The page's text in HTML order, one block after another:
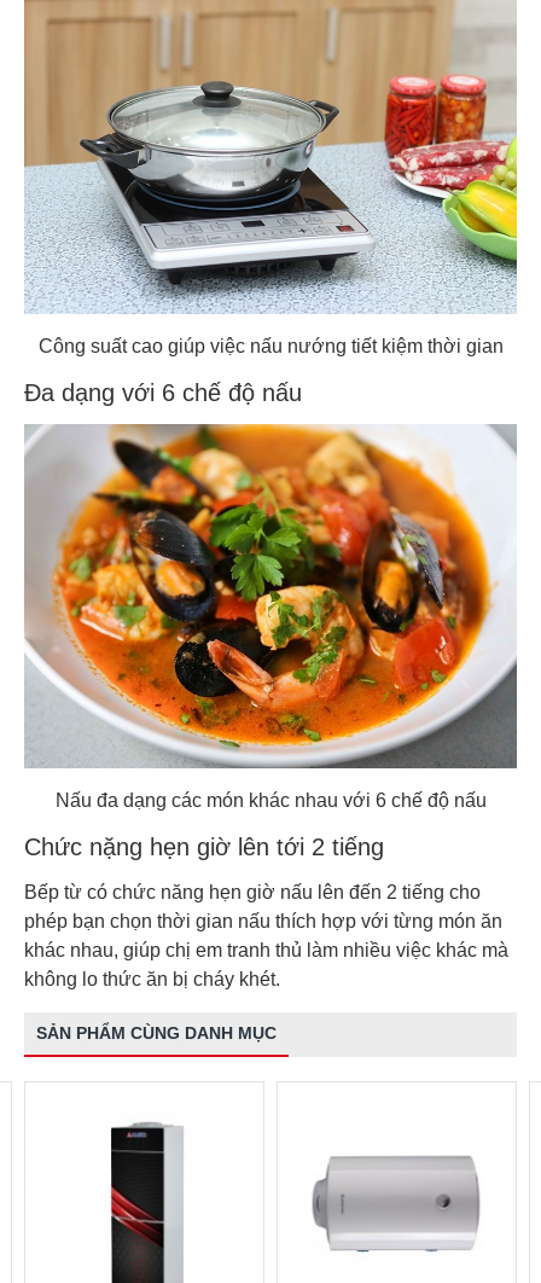
Công suất cao giúp việc nấu nướng tiết kiệm thời gian
Đa dạng với 6 chế độ nấu
Nấu đa dạng các món khác nhau với 6 chế độ nấu
Chức nặng hẹn giờ lên tới 2 tiếng
Bếp từ có chức năng hẹn giờ nấu lên đến 2 tiếng cho
phép bạn chọn thời gian nấu thích hợp với từng món ăn
khác nhau, giúp chị em tranh thủ làm nhiều việc khác mà
không lo thức ăn bị cháy khét.
SẢN PHẨM CÙNG DANH MỤC